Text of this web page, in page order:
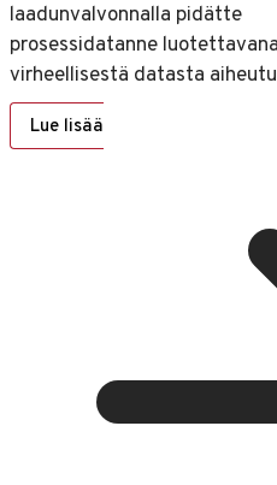
laadunvalvonnalla pidätte
prosessidatanne
virheellisestä datasta
Lue lisää